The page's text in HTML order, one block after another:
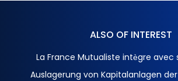
ALSO OF INTEREST
La France Mutualiste intègre avec
Auslagerung von Kapitalanlagen der